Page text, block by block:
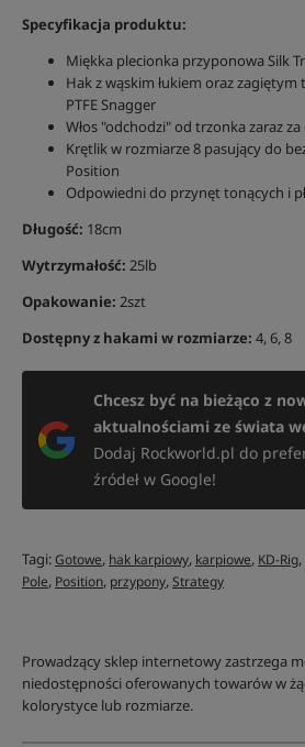
Specyfikacja produktu:
Miękka plecionka przyponowa Silk
Hak z wąskim łukiem oraz
PTFE Snagger
Włos "odchodzi" od trzonka zaraz
Krętlik w rozmiarze 8 pasujący do
Position
Odpowiedni do przynęt tonących i
Długość: 18cm
Wytrzymałość: 25lb
Opakowanie: 2szt
Dostępny z hakami w rozmiarze: 4, 6, 8
Chcesz być na bieżąco z
aktualnościami ze świata
Dodaj Rockworld.pl do
źródeł w Google!
Tagi:Gotowe, hak karpiowy, karpiowe, KD-Rig,
Pole, Position, przypony,Strategy
Prowadzący sklep internetowy zastrzega
niedostępności oferowanych towarów w
kolorystyce lub rozmiarze.